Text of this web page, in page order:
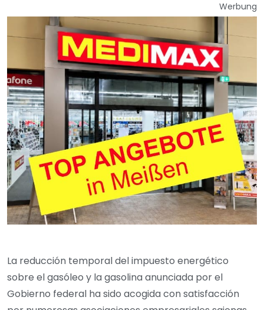
Werbung
La reducción temporal del impuesto energético
sobre el gasóleo y la gasolina anunciada por el
Gobierno federal ha sido acogida con satisfacción